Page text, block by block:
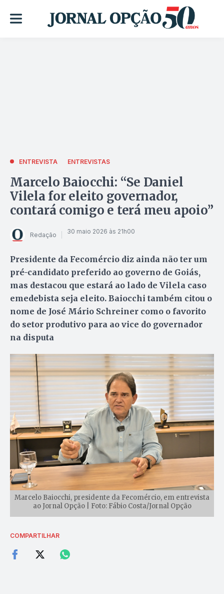
ENTREVISTA ENTREVISTAS
Marcelo Baiocchi: “Se Daniel
Vilela for eleito governador,
contará comigo e terá meu apoio”
Redação 30 maio 2026 às 21h00
Presidente da Fecomércio diz ainda não ter um
pré-candidato preferido ao governo de Goiás,
mas destacou que estará ao lado de Vilela caso
emedebista seja eleito. Baiocchi também citou o
nome de José Mário Schreiner como o favorito
do setor produtivo para ao vice do governador
na disputa
Marcelo Baiocchi, presidente da Fecomércio, em entrevista
ao Jornal Opção | Foto: Fábio Costa/Jornal Opção
COMPARTILHAR